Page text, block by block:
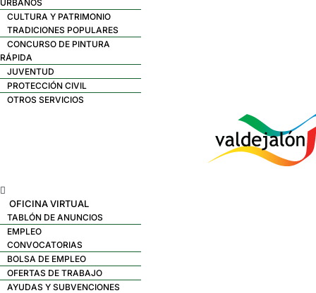
URBANOS
CULTURA Y PATRIMONIO
TRADICIONES POPULARES
CONCURSO DE PINTURA
RÁPIDA
JUVENTUD
PROTECCIÓN CIVIL
OTROS SERVICIOS
Menú
OFICINA VIRTUAL
TABLÓN DE ANUNCIOS
EMPLEO
CONVOCATORIAS
BOLSA DE EMPLEO
OFERTAS DE TRABAJO
AYUDAS Y SUBVENCIONES